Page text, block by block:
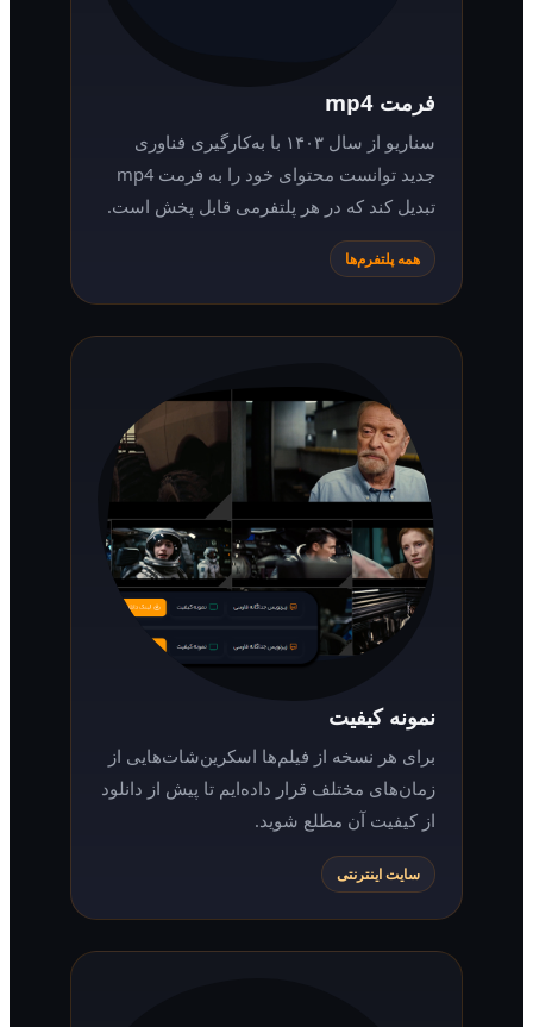
سناریو از سال ۱۴۰۳ با به‌کارگیری فناوری
جدید توانست محتوای خود را به فرمت mp4
تبدیل کند که در هر پلتفرمی قابل پخش است.
همه پلتفرم‌ها
نمونه کیفیت
برای هر نسخه از فیلم‌ها اسکرین‌شات‌هایی از
زمان‌های مختلف قرار داده‌ایم تا پیش از دانلود
از کیفیت آن مطلع شوید.
سایت اینترنتی